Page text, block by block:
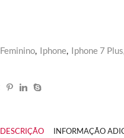
Feminino, Iphone, Iphone 7 Plus
DESCRIÇÃO INFORMAÇÃO